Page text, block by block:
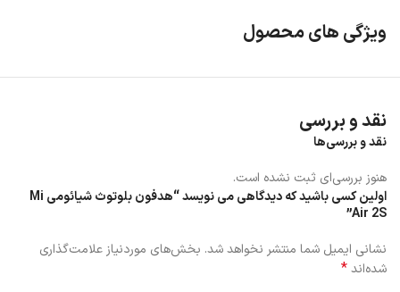
ویژگی های محصول
نقد و بررسی
نقد و بررسی‌ها
هنوز بررسی‌ای ثبت نشده است.
اولین کسی باشید که دیدگاهی می نویسد “هدفون بلوتوث شیائومی Mi
Air 2S”
نشانی ایمیل شما منتشر نخواهد شد. بخش‌های موردنیاز علامت‌گذاری
شده‌اند*